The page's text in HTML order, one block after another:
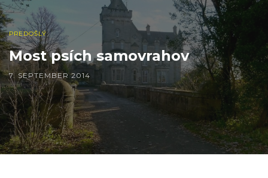
PREDOŠLÝ
Most psích samovrahov
7. SEPTEMBER 2014